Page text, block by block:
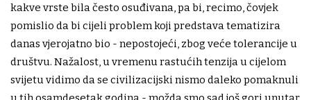
kakve vrste bila često osuđivana, pa bi, recimo, čovjek
pomislio da bi cijeli problem koji predstava tematizira
danas vjerojatno bio - nepostojeći, zbog veće tolerancije u
društvu. Nažalost, u vremenu rastućih tenzija u cijelom
svijetu vidimo da se civilizacijski nismo daleko pomaknuli